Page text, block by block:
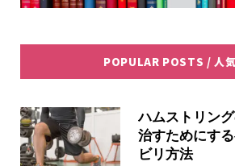
POPULAR POSTS / 人
ハムストリン
治すためにす
ビリ方法